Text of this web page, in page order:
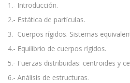
1.- Introducción.
2.- Estática de partículas.
3.- Cuerpos rígidos. Sistemas
4.- Equilibrio de cuerpos rígidos.
5.- Fuerzas distribuidas: centroides y
6.- Análisis de estructuras.